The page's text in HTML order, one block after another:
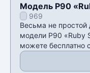
Модель P90
969
Весьма не
модели P90 «Ruby
можете бесплатно